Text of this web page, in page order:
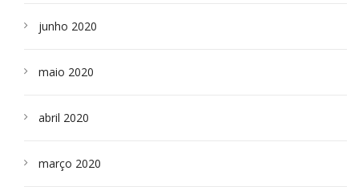
junho 2020
maio 2020
abril 2020
março 2020